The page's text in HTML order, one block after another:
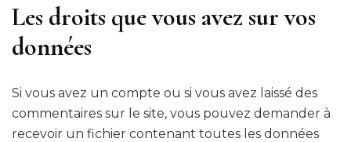
Les droits que vous avez sur vos
données
Si vous avez un compte ou si vous avez laissé des
commentaires sur le site, vous pouvez demander à
recevoir un fichier contenant toutes les données